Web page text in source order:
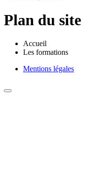
Plan du site
Accueil
Les formations
Mentions légales